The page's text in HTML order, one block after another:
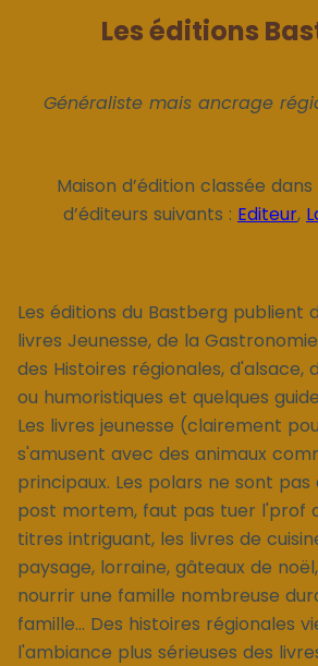
Les éditions
Généraliste mais ancrage
Maison d’édition classée
d’éditeurs suivants : Editeur,
Les éditions du Bastberg publient
livres Jeunesse, de la
des Histoires régionales, d'alsace,
ou humoristiques et quelques
Les livres jeunesse (clairement
s'amusent avec des animaux
principaux. Les polars ne sont
post mortem, faut pas tuer l'prof
titres intriguant, les livres de
paysage, lorraine, gâteaux de
nourrir une famille nombreuse
famille... Des histoires régionales
l'ambiance plus sérieuses des